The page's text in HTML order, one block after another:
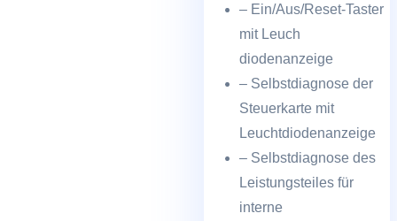
– Ein/Aus/Reset-Taster
mit Leuch
diodenanzeige
– Selbstdiagnose der
Steuerkarte mit
Leuchtdiodenanzeige
– Selbstdiagnose des
Leistungsteiles für
interne